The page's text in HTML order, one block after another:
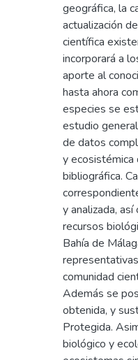
geográfica, la
actualización
científica
incorporará a
aporte al
hasta ahora
especies se
estudio
de datos
y ecosistémica
bibliográfica.
y analizada,
recursos
Bahía de
comunidad
Además se
obtenida, y
Protegida.
biológico y